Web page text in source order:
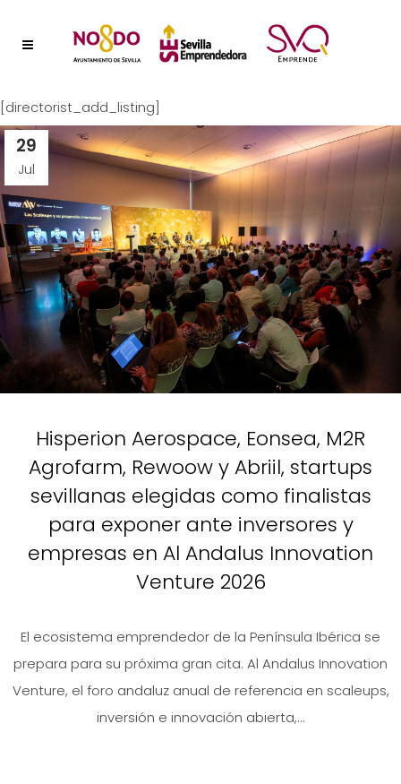
[directorist_add_listing]
29
Jul
Hisperion Aerospace, Eonsea, M2R
Agrofarm, Rewoow y Abriil, startups
sevillanas elegidas como finalistas
para exponer ante inversores y
empresas en Al Andalus Innovation
Venture 2026
El ecosistema emprendedor de la Península Ibérica se
prepara para su próxima gran cita. Al Andalus Innovation
Venture, el foro andaluz anual de referencia en scaleups,
inversión e innovación abierta,...